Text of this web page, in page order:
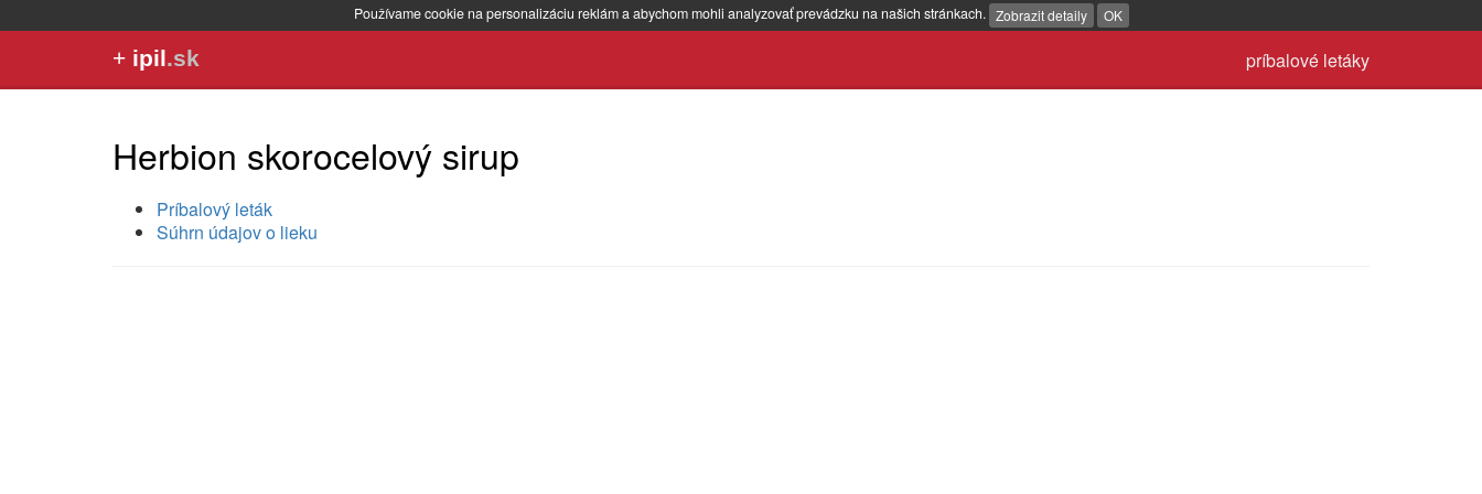
Používame cookie na personalizáciu reklám a abychom mohli analyzovať prevádzku na našich stránkach. Zobrazit detaily OK
príbalové letáky
+ ipil.sk
Herbion skorocelový sirup
Príbalový leták
Súhrn údajov o lieku